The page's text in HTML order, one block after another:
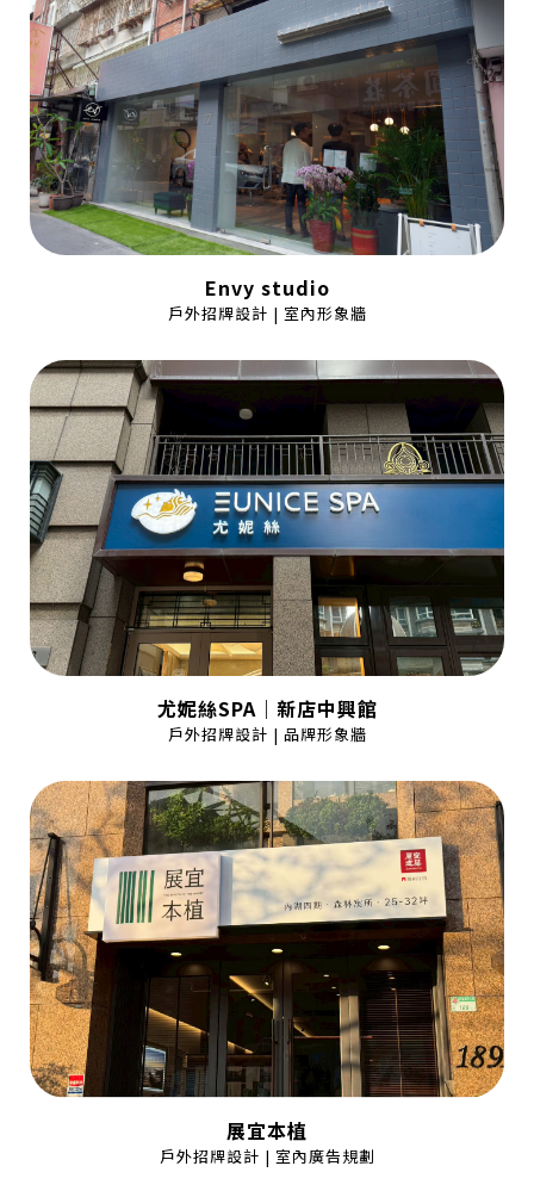
篩選
Envy studio
戶外招牌設計 | 室內形象牆
尤妮絲SPA｜新店中興館
戶外招牌設計 | 品牌形象牆
展宜本植
戶外招牌設計 | 室內廣告規劃